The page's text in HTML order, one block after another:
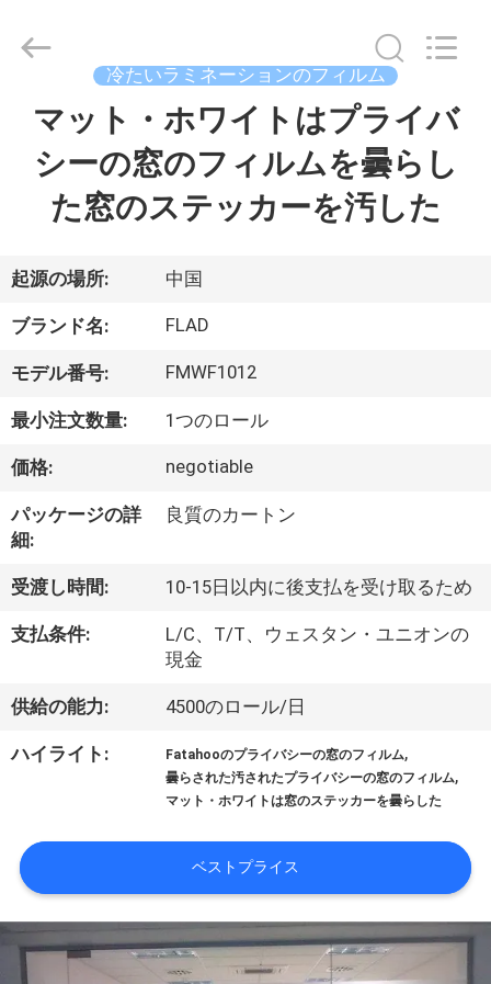
品
わ
た
し
ち
に
つ
て
ツ
ア
ー
Copyright
Material
Co.,Ltd.
冷たいラミネーションのフィルム
マット・ホワイトはプライバ
シーの窓のフィルムを曇らし
た窓のステッカーを汚した
起源の場所: 中国
ブランド名: FLAD
モデル番号: FMWF1012
最小注文数量: 1つのロール
価格: negotiable
パッケージの詳
細:
良質のカートン
受渡し時間: 10-15日以内に後支払を受け取るため
支払条件:
L/C、T/T、ウェスタン・ユニオンの
現金
供給の能力: 4500のロール/日
ハイライト: Fatahooのプライバシーの窓のフィルム,
曇らされた汚されたプライバシーの窓のフィルム,
マット・ホワイトは窓のステッカーを曇らした
ベストプライス